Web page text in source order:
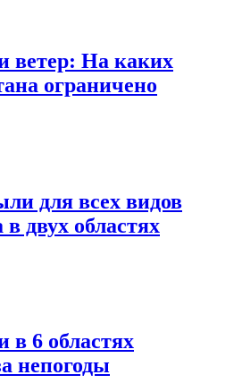
ветер: На каких
ограничено
для всех видов
двух областях
в 6 областях
непогоды